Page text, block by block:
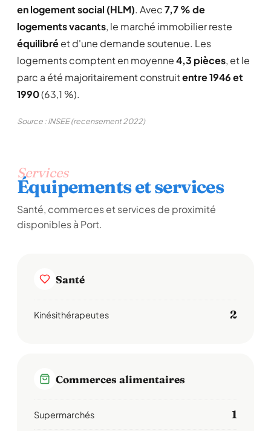
en logement social (HLM). Avec7,7 % de
logements vacants, le marché immobilier reste
équilibréet d'une demande soutenue. Les
logements comptent en moyenne4,3 pièces, et le
parc a été majoritairement construitentre 1946 et
1990(63,1 %).
Source : INSEE (recensement 2022)
Services
Équipements et services
Santé, commerces et services de proximité
disponibles à Port.
Santé
Kinésithérapeutes 2
Commerces alimentaires
Supermarchés 1